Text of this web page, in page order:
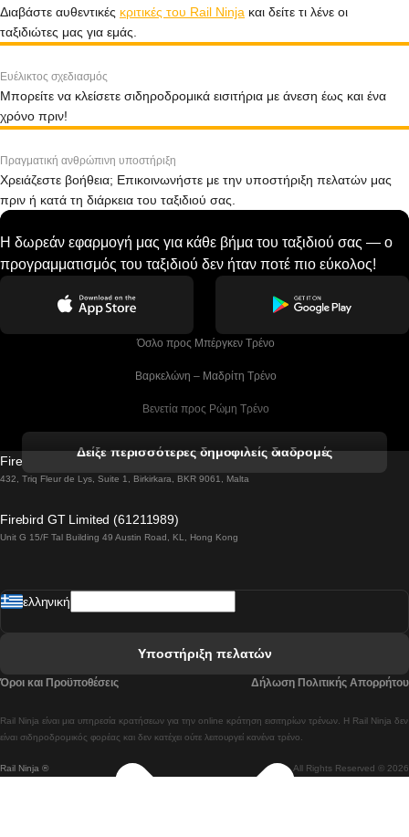
Διαβάστε αυθεντικές κριτικές του Rail Ninja και δείτε τι λένε οι
ταξιδιώτες μας για εμάς.
Ευέλικτος σχεδιασμός
Μπορείτε να κλείσετε σιδηροδρομικά εισιτήρια με άνεση έως και ένα
χρόνο πριν!
Πραγματική ανθρώπινη υποστήριξη
Χρειάζεστε βοήθεια; Επικοινωνήστε με την υποστήριξη πελατών μας
πριν ή κατά τη διάρκεια του ταξιδιού σας.
Η δωρεάν εφαρμογή μας για κάθε βήμα του ταξιδιού σας — ο
προγραμματισμός του ταξιδιού δεν ήταν ποτέ πιο εύκολος!
Όσλο προς Μπέργκεν Tρένο
Βαρκελώνη – Μαδρίτη Tρένο
Βενετία προς Ρώμη Τρένο
Βιέννη προς Σάλτσμπουργκ Τρένα
Βουδαπέστη προς Πράγα Tρένο
Λισαβόνα προς Λάγος Tρένο
Λισαβόνα προς Μαδρίτη Τρένα
Δείξε περισσότερες δημοφιλείς διαδρομές
Firebird GT Limited (OC 1451)
432, Triq Fleur de Lys, Suite 1, Birkirkara, BKR 9061, Malta
Firebird GT Limited (61211989)
Unit G 15/F Tal Building 49 Austin Road, KL, Hong Kong
Rail Ninja ® All Rights Reserved © 2026
Rail Ninja είναι μια υπηρεσία κρατήσεων για την online κράτηση εισιτηρίων τρένων. Η Rail Ninja δεν
είναι σιδηροδρομικός φορέας και δεν κατέχει ούτε λειτουργεί κανένα τρένο.
ελληνική
Υποστήριξη πελατών
Όροι και Προϋποθέσεις Δήλωση Πολιτικής Απορρήτου